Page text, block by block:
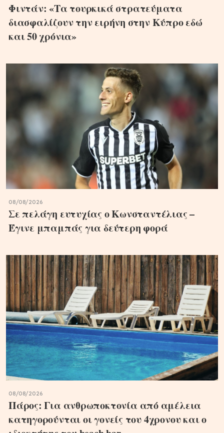
Φιντάν: «Τα τουρκικά στρατεύματα
διασφαλίζουν την ειρήνη στην Κύπρο εδώ
και 50 χρόνια»
08/08/2026
Σε πελάγη ευτυχίας ο Κωνσταντέλιας –
Έγινε μπαμπάς για δεύτερη φορά
08/08/2026
Πάρος: Για ανθρωποκτονία από αμέλεια
κατηγορούνται οι γονείς του 4χρονου και ο